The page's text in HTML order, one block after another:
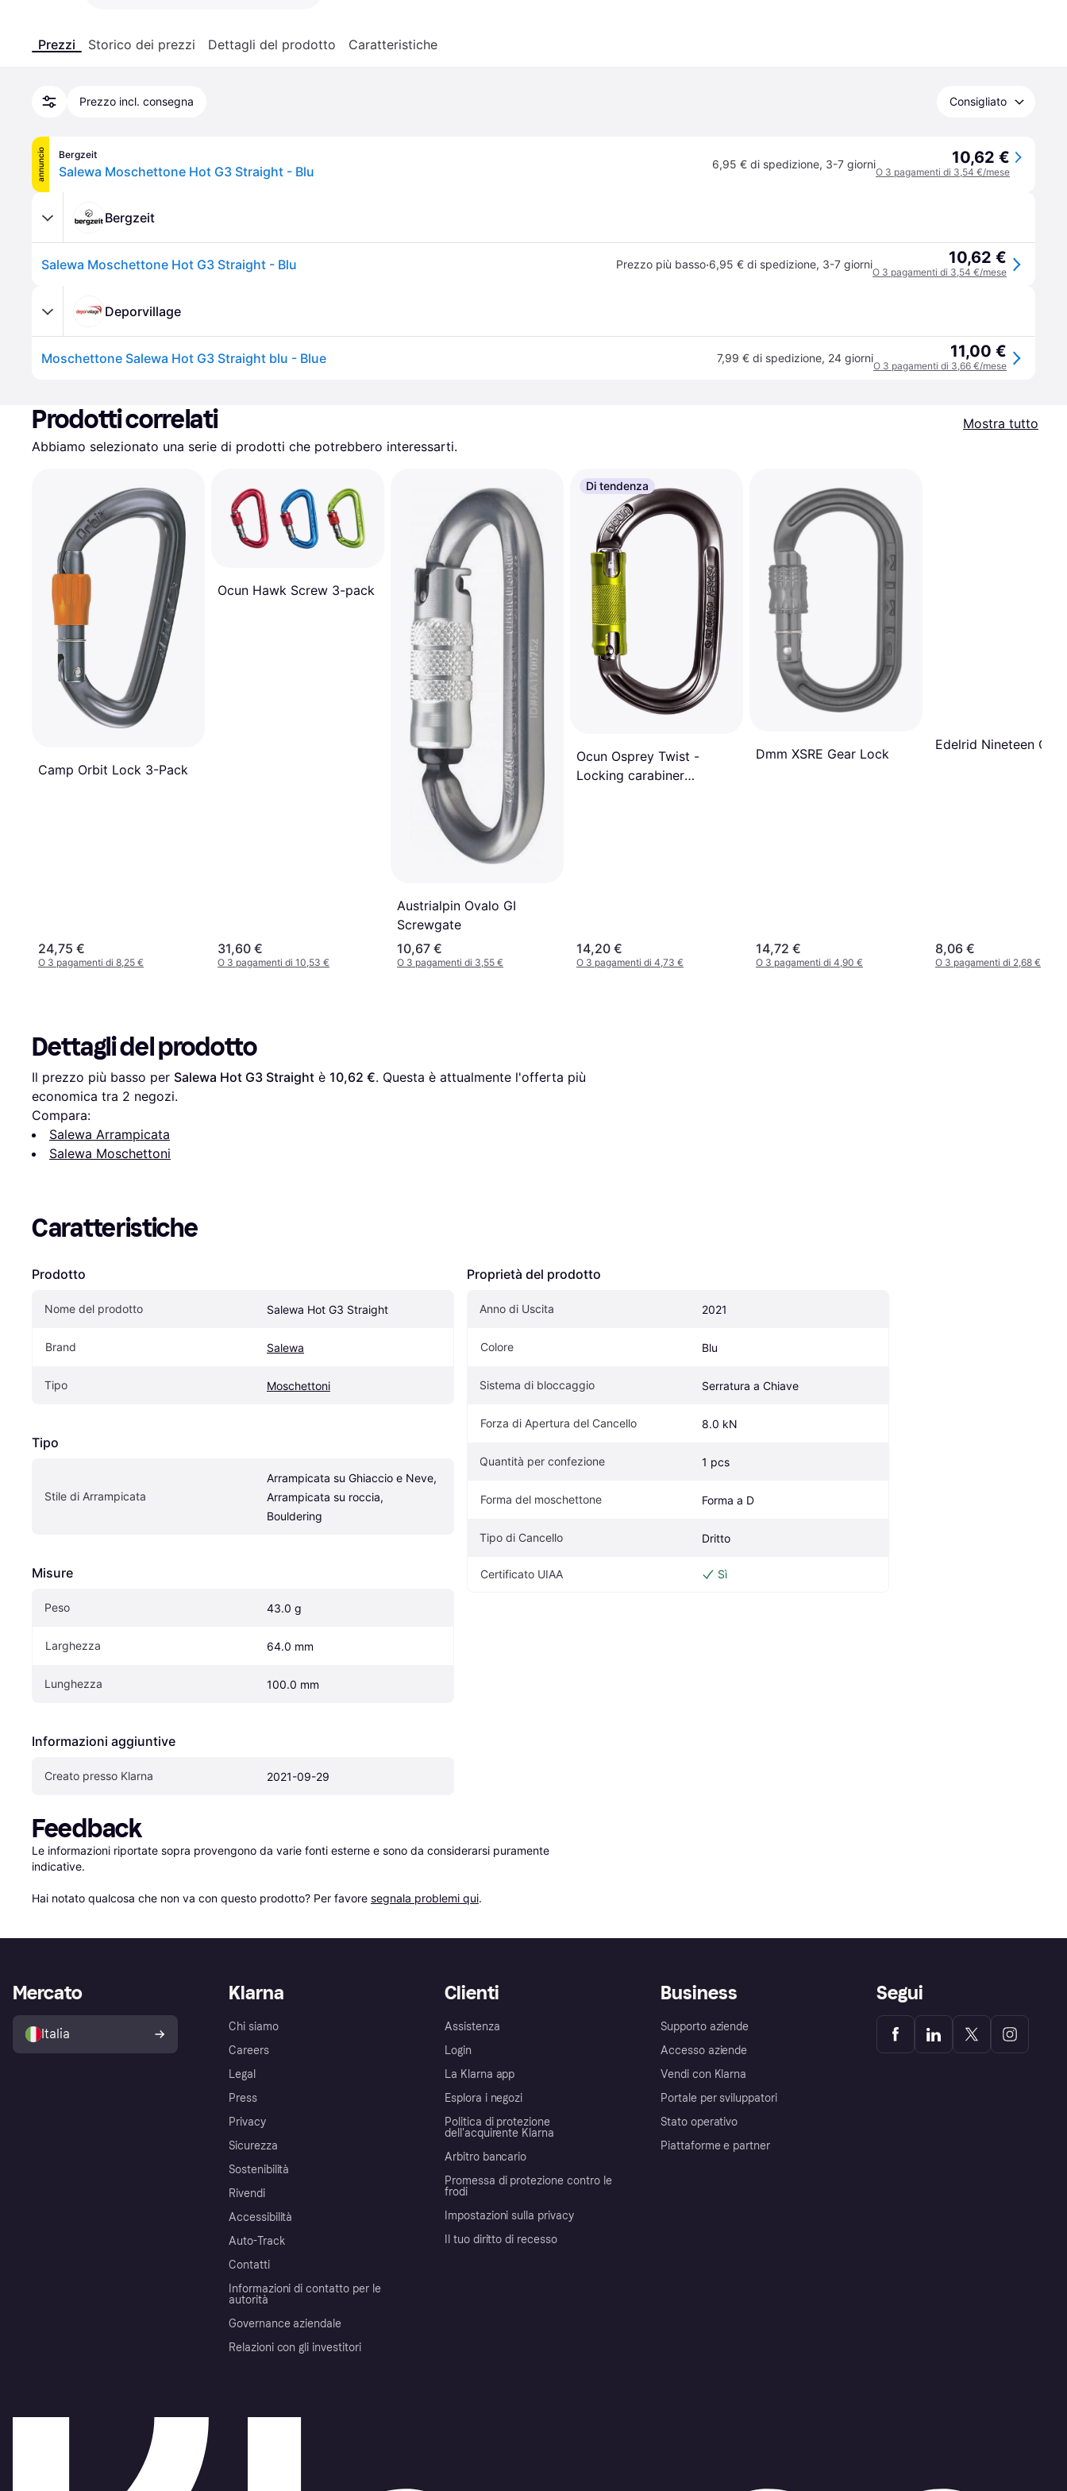
Prezzi Storico dei prezzi Dettagli del prodotto Caratteristiche
Prezzo incl. consegna Consigliato
annuncio Bergzeit
Salewa Moschettone Hot G3 Straight - Blu 6,95 € di spedizione, 3-7 giorni 10,62 €
O 3 pagamenti di 3,54 €/mese
Bergzeit
Salewa Moschettone Hot G3 Straight - Blu Prezzo più basso·6,95 € di spedizione, 3-7 giorni 10,62 €
O 3 pagamenti di 3,54 €/mese
Deporvillage
Moschettone Salewa Hot G3 Straight blu - Blue 7,99 € di spedizione, 24 giorni 11,00 €
O 3 pagamenti di 3,66 €/mese
Prodotti correlati
Mostra tutto
Abbiamo selezionato una serie di prodotti che potrebbero interessarti.
Camp Orbit Lock 3-Pack
24,75 €
O 3 pagamenti di 8,25 €
Ocun Hawk Screw 3-pack
31,60 €
O 3 pagamenti di 10,53 €
Austrialpin Ovalo GI
Screwgate
10,67 €
O 3 pagamenti di 3,55 €
Di tendenza
Ocun Osprey Twist -
Locking carabiner
14,20 €
O 3 pagamenti di 4,73 €
Dmm XSRE Gear Lock
14,72 €
O 3 pagamenti di 4,90 €
Edelrid Nineteen G II
8,06 €
O 3 pagamenti di 2,68 €
Dettagli del prodotto
Il prezzo più basso per Salewa Hot G3 Straight è 10,62 €. Questa è attualmente l'offerta più
economica tra 2 negozi.
Compara:
Salewa Arrampicata
Salewa Moschettoni
Caratteristiche
Prodotto
Nome del prodotto Salewa Hot G3 Straight
Brand Salewa
Tipo Moschettoni
Tipo
Stile di Arrampicata
Arrampicata su Ghiaccio e Neve,
Arrampicata su roccia,
Bouldering
Misure
Peso 43.0 g
Larghezza 64.0 mm
Lunghezza 100.0 mm
Informazioni aggiuntive
Creato presso Klarna 2021-09-29
Proprietà del prodotto
Anno di Uscita 2021
Colore Blu
Sistema di bloccaggio Serratura a Chiave
Forza di Apertura del Cancello 8.0 kN
Quantità per confezione 1 pcs
Forma del moschettone Forma a D
Tipo di Cancello Dritto
Certificato UIAA Sì
Feedback
Le informazioni riportate sopra provengono da varie fonti esterne e sono da considerarsi puramente
indicative.
Hai notato qualcosa che non va con questo prodotto? Per favore segnala problemi qui.
Klarna
Chi siamo
Careers
Legal
Press
Privacy
Sicurezza
Sostenibilità
Rivendi
Accessibilità
Auto-Track
Contatti
Informazioni di contatto per le
autorità
Governance aziendale
Relazioni con gli investitori
Clienti
Assistenza
Login
La Klarna app
Esplora i negozi
Politica di protezione
dell'acquirente Klarna
Arbitro bancario
Promessa di protezione contro le
frodi
Impostazioni sulla privacy
Il tuo diritto di recesso
Business
Supporto aziende
Accesso aziende
Vendi con Klarna
Portale per sviluppatori
Stato operativo
Piattaforme e partner
Mercato
Italia
Segui